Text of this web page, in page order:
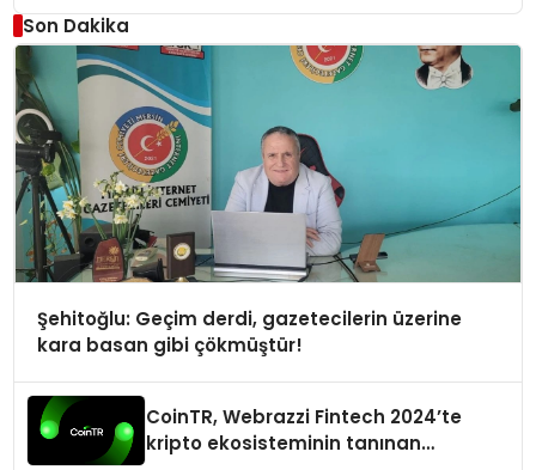
Son Dakika
Şehitoğlu: Geçim derdi, gazetecilerin üzerine
kara basan gibi çökmüştür!
CoinTR, Webrazzi Fintech 2024’te
kripto ekosisteminin tanınan